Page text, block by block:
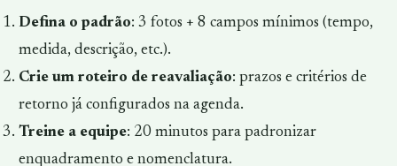
Defina o padrão: 3 fotos + 8 campos mínimos (tempo,
medida, descrição, etc.).
Crie um roteiro de reavaliação: prazos e critérios de
retorno já configurados na agenda.
Treine a equipe: 20 minutos para padronizar
enquadramento e nomenclatura.